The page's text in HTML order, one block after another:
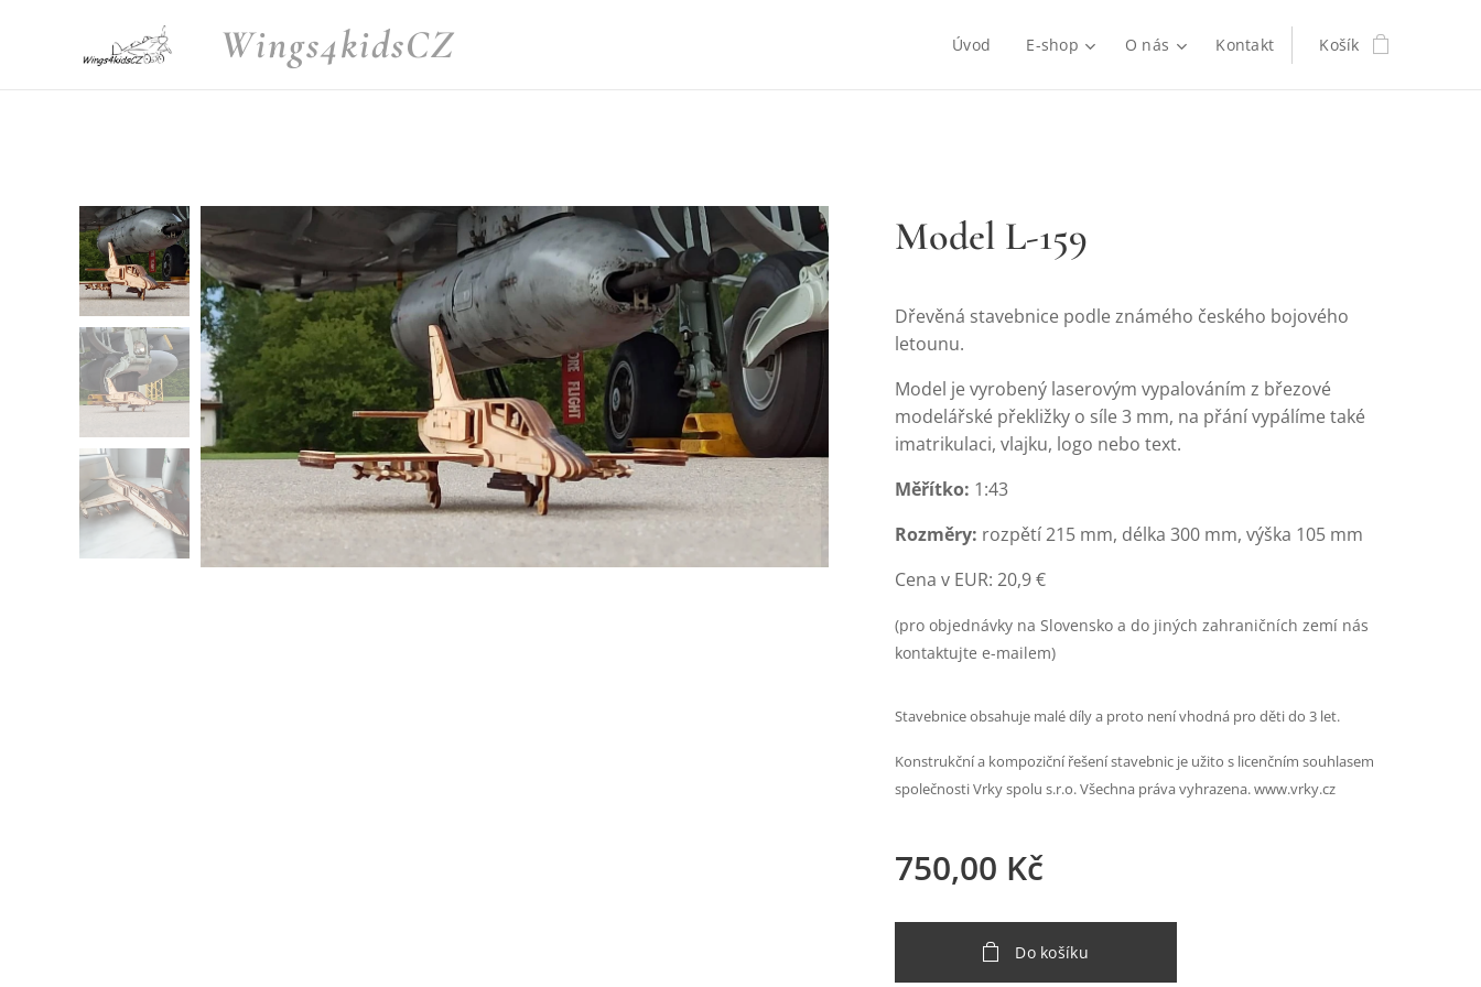
Wings4kidsCZ Úvod E-shop O nás Kontakt Košík
Model L-159
Dřevěná stavebnice podle známého českého bojového
letounu.
Model je vyrobený laserovým vypalováním z březové
modelářské překližky o síle 3 mm, na přání vypálíme také
imatrikulaci, vlajku, logo nebo text.
Měřítko: 1:43
Rozměry: rozpětí 215 mm, délka 300 mm, výška 105 mm
Cena v EUR: 20,9 €
(pro objednávky na Slovensko a do jiných zahraničních zemí nás
kontaktujte e-mailem)
Stavebnice obsahuje malé díly a proto není vhodná pro děti do 3 let.
Konstrukční a kompoziční řešení stavebnic je užito s licenčním souhlasem
společnosti Vrky spolu s.r.o. Všechna práva vyhrazena. www.vrky.cz
750,00 Kč
Do košíku